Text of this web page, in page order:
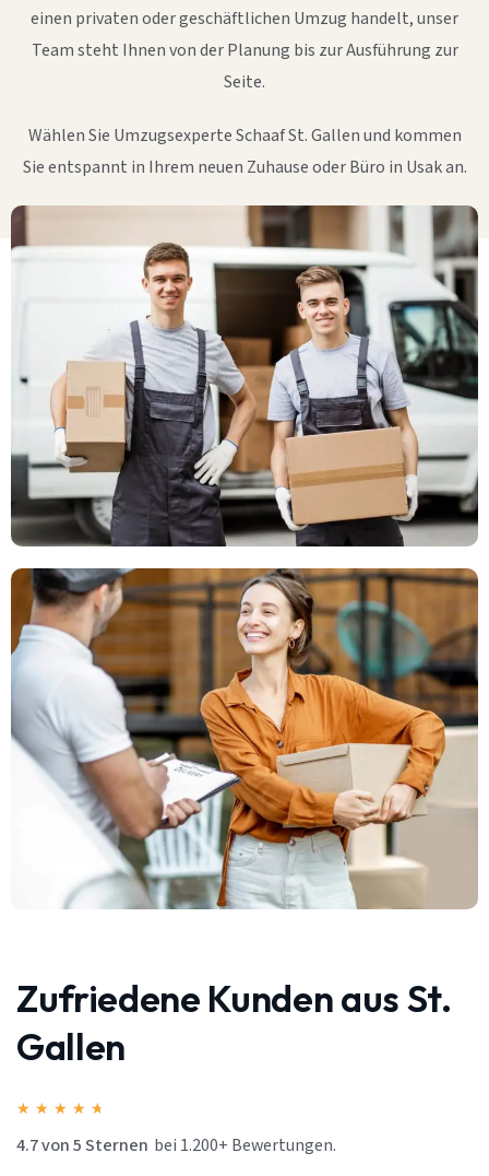
einen privaten oder geschäftlichen Umzug handelt, unser
Team steht Ihnen von der Planung bis zur Ausführung zur
Seite.
Wählen Sie Umzugsexperte Schaaf St. Gallen und kommen
Sie entspannt in Ihrem neuen Zuhause oder Büro in Usak an.
Zufriedene Kunden aus St.
Gallen
★ ★ ★ ★ ★
4.7 von 5 Sternen bei 1.200+ Bewertungen.